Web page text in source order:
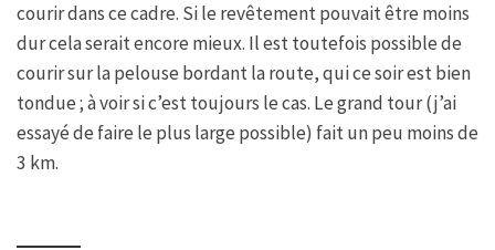
courir dans ce cadre. Si le revêtement pouvait être moins
dur cela serait encore mieux. Il est toutefois possible de
courir sur la pelouse bordant la route, qui ce soir est bien
tondue ; à voir si c’est toujours le cas. Le grand tour (j’ai
essayé de faire le plus large possible) fait un peu moins de
3 km.